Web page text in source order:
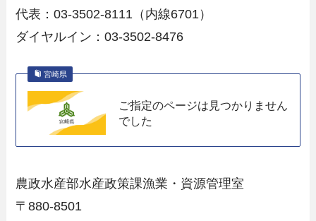
代表：03-3502-8111（内線6701）
ダイヤルイン：03-3502-8476
宮崎県
ご指定のページは見つかりません
でした
農政水産部水産政策課漁業・資源管理室
〒880-8501